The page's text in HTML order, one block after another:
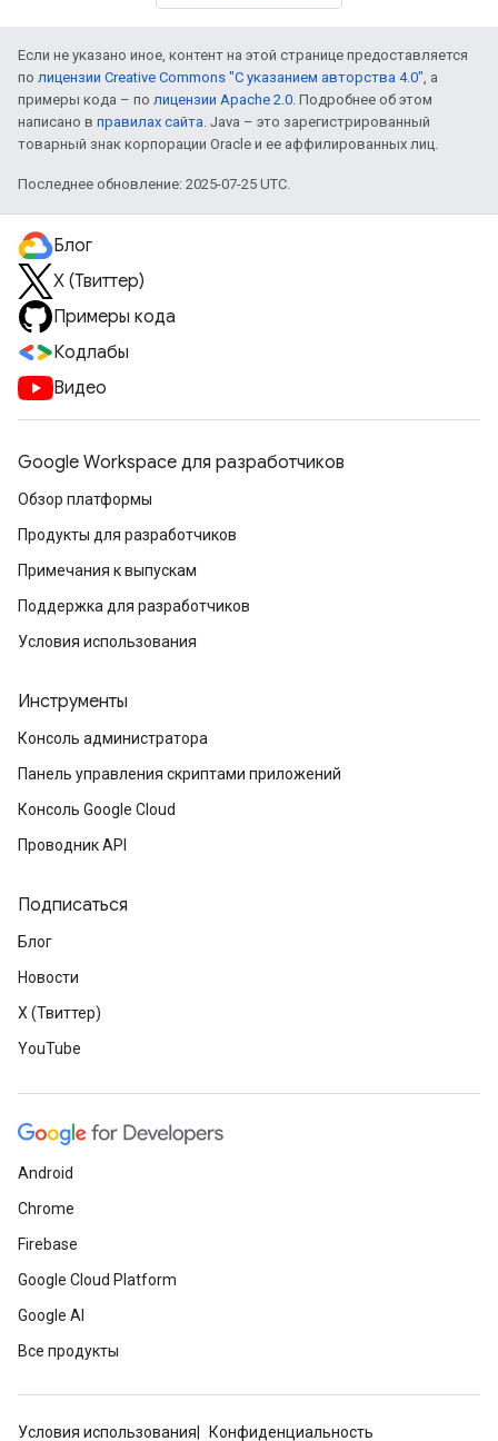
Если не указано иное, контент на этой странице предоставляется
по лицензии Creative Commons "С указанием авторства 4.0", а
примеры кода – по лицензии Apache 2.0. Подробнее об этом
написано в правилах сайта. Java – это зарегистрированный
товарный знак корпорации Oracle и ее аффилированных лиц.
Последнее обновление: 2025-07-25 UTC.
Блог
X (Твиттер)
Примеры кода
Кодлабы
Видео
Google Workspace для разработчиков
Обзор платформы
Продукты для разработчиков
Примечания к выпускам
Поддержка для разработчиков
Условия использования
Инструменты
Консоль администратора
Панель управления скриптами приложений
Консоль Google Cloud
Проводник API
Подписаться
Блог
Новости
X (Твиттер)
YouTube
Android
Chrome
Firebase
Google Cloud Platform
Google AI
Все продукты
Условия использования Конфиденциальность